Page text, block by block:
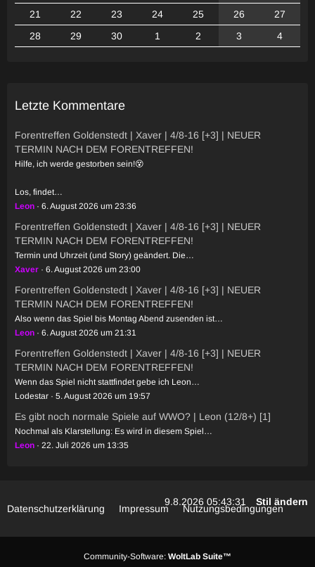
21
22 23 24 25 26
27
28
29 30 1 2 3 4
Letzte Kommentare
Forentreffen Goldenstedt | Xaver | 4/8-16 [+3] | NEUER
TERMIN NACH DEM FORENTREFFEN!
Hilfe, ich werde gestorben sein!😵
Los, findet…
Leon
6. August 2026 um 23:36
Forentreffen Goldenstedt | Xaver | 4/8-16 [+3] | NEUER
TERMIN NACH DEM FORENTREFFEN!
Termin und Uhrzeit (und Story) geändert. Die…
Xaver
6. August 2026 um 23:00
Forentreffen Goldenstedt | Xaver | 4/8-16 [+3] | NEUER
TERMIN NACH DEM FORENTREFFEN!
Also wenn das Spiel bis Montag Abend zusenden ist…
Leon
6. August 2026 um 21:31
Forentreffen Goldenstedt | Xaver | 4/8-16 [+3] | NEUER
TERMIN NACH DEM FORENTREFFEN!
Wenn das Spiel nicht stattfindet gebe ich Leon…
Lodestar
5. August 2026 um 19:57
Es gibt noch normale Spiele auf WWO? | Leon (12/8+) [1]
Nochmal als Klarstellung: Es wird in diesem Spiel…
Leon
22. Juli 2026 um 13:35
9.8.2026 05:43:31 Stil ändern
Datenschutzerklärung Impressum Nutzungsbedingungen
Community-Software: WoltLab Suite™